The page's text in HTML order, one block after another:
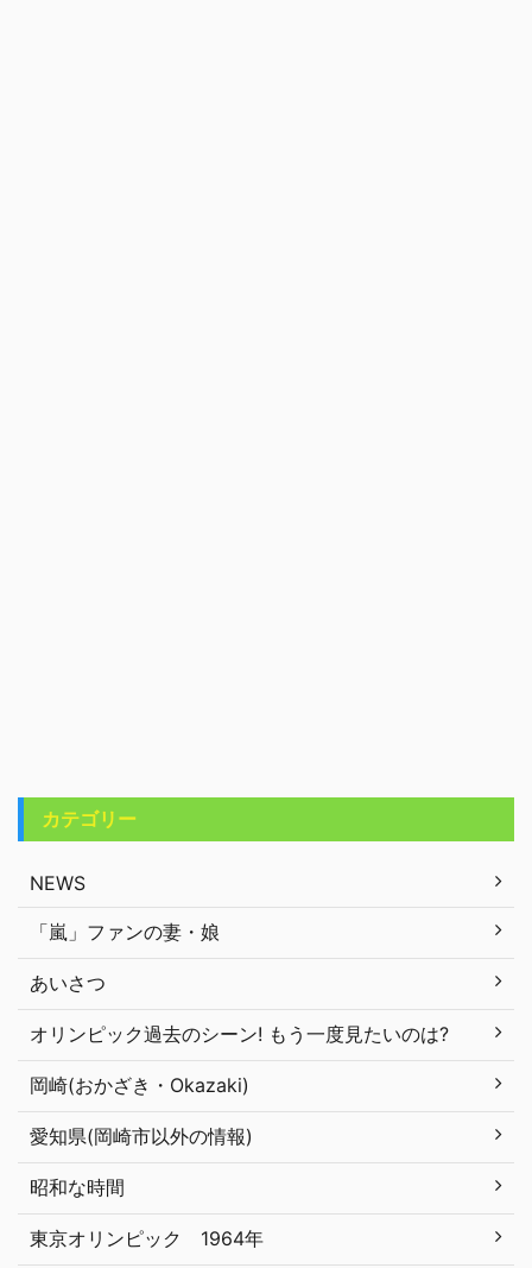
カテゴリー
NEWS
「嵐」ファンの妻・娘
あいさつ
オリンピック過去のシーン! もう一度見たいのは?
岡崎(おかざき・Okazaki)
愛知県(岡崎市以外の情報)
昭和な時間
東京オリンピック 1964年